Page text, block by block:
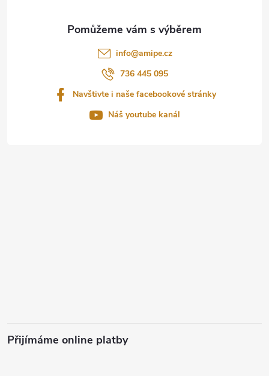
info@amipe.cz
736 445 095
Navštivte i naše facebookové stránky
Náš youtube kanál
Přijímáme online platby